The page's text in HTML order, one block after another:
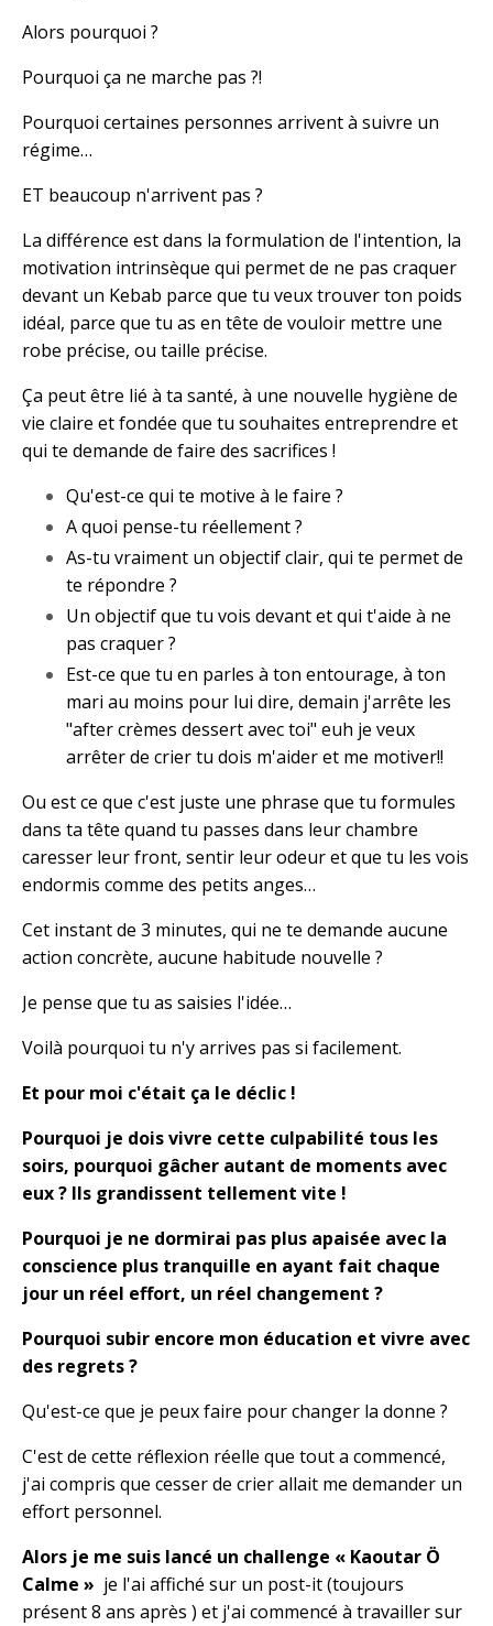
Alors pourquoi ?
Pourquoi ça ne marche pas ?!
Pourquoi certaines personnes arrivent à suivre un
régime…
ET beaucoup n'arrivent pas ?
La différence est dans la formulation de l'intention, la
motivation intrinsèque qui permet de ne pas craquer
devant un Kebab parce que tu veux trouver ton poids
idéal, parce que tu as en tête de vouloir mettre une
robe précise, ou taille précise.
Ça peut être lié à ta santé, à une nouvelle hygiène de
vie claire et fondée que tu souhaites entreprendre et
qui te demande de faire des sacrifices !
Qu'est-ce qui te motive à le faire ?
A quoi pense-tu réellement ?
As-tu vraiment un objectif clair, qui te permet de
te répondre ?
Un objectif que tu vois devant et qui t'aide à ne
pas craquer ?
Est-ce que tu en parles à ton entourage, à ton
mari au moins pour lui dire, demain j'arrête les
"after crèmes dessert avec toi" euh je veux
arrêter de crier tu dois m'aider et me motiver!!
Ou est ce que c'est juste une phrase que tu formules
dans ta tête quand tu passes dans leur chambre
caresser leur front, sentir leur odeur et que tu les vois
endormis comme des petits anges…
Cet instant de 3 minutes, qui ne te demande aucune
action concrète, aucune habitude nouvelle ?
Je pense que tu as saisies l'idée…
Voilà pourquoi tu n'y arrives pas si facilement.
Et pour moi c'était ça le déclic !
Pourquoi je dois vivre cette culpabilité tous les
soirs, pourquoi gâcher autant de moments avec
eux ? Ils grandissent tellement vite !
Pourquoi je ne dormirai pas plus apaisée avec la
conscience plus tranquille en ayant fait chaque
jour un réel effort, un réel changement ?
Pourquoi subir encore mon éducation et vivre avec
des regrets ?
Qu'est-ce que je peux faire pour changer la donne ?
C'est de cette réflexion réelle que tout a commencé,
j'ai compris que cesser de crier allait me demander un
effort personnel.
Alors je me suis lancé un challenge « Kaoutar Ö
Calme » je l'ai affiché sur un post-it (toujours
présent 8 ans après ) et j'ai commencé à travailler sur